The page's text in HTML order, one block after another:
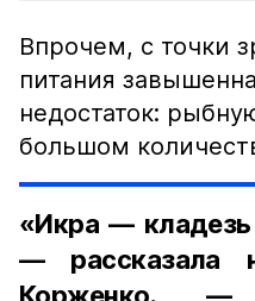
Впрочем, с точки
питания
недостаток:
большом
«Икра —
— рассказала